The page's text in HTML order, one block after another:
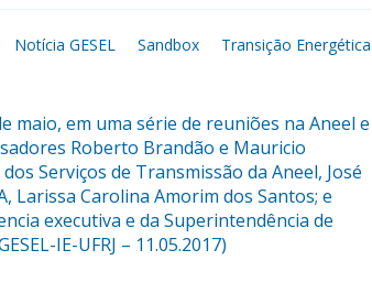
Notícia GESEL Sandbox Transição Energética
maio, em uma série de reuniões na Aneel e
Roberto Brandão e Mauricio
Serviços de Transmissão da Aneel, José
Larissa Carolina Amorim dos Santos; e
executiva e da Superintendência de
IE-UFRJ – 11.05.2017)